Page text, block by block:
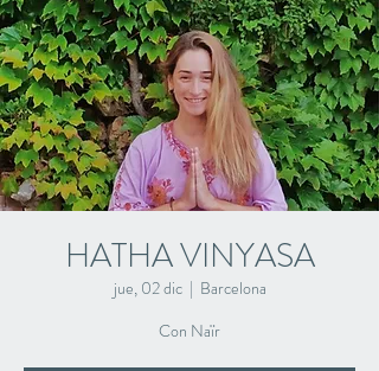
HATHA VINYASA
jue, 02 dic
  |
Barcelona
Con Naïr